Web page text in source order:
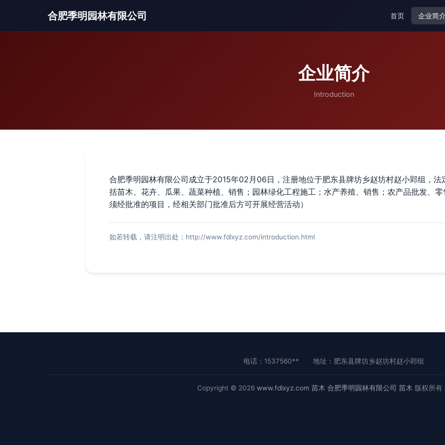
合肥季明园林有限公司 首页 企业简介
企业简介
Introduction
合肥季明园林有限公司成立于2015年02月06日，注册地位于肥东县牌坊乡赵坊村赵小郢组，
括苗木、花卉、瓜果、蔬菜种植、销售；园林绿化工程施工；水产养殖、销售；农产品批发、
须经批准的项目，经相关部门批准后方可开展经营活动）
如若转载，请注明出处：http://www.fdlxyz.com/introduction.html
电话：1537560** 地址：肥东县牌坊乡赵坊村赵小郢组
Copyright © 2026 www.fdlxyz.com 苗木 合肥季明园林有限公司 苗木 版权所有